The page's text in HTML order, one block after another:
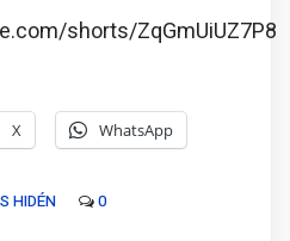
shorts/ZqGmUiUZ7P8
X WhatsApp
HIDÉN 0